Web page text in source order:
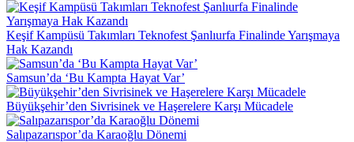
Keşif Kampüsü Takımları Teknofest Şanlıurfa Finalinde Yarışmaya
Hak Kazandı
Samsun’da ‘Bu Kampta Hayat Var’
Büyükşehir’den Sivrisinek ve Haşerelere Karşı Mücadele
Salıpazarıspor’da Karaoğlu Dönemi